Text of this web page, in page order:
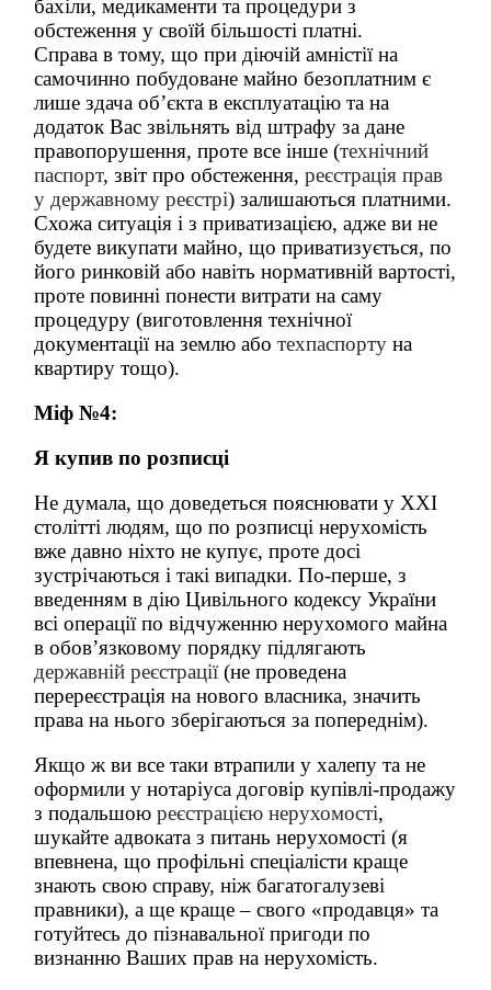
бахіли, медикаменти та процедури з
обстеження у своїй більшості платні.
Справа в тому, що при діючій амністії на
самочинно побудоване майно безоплатним є
лише здача об’єкта в експлуатацію та на
додаток Вас звільнять від штрафу за дане
правопорушення, проте все інше (технічний
паспорт, звіт про обстеження,реєстрація прав
у державному реєстрі) залишаються платними.
Схожа ситуація і з приватизацією, адже ви не
будете викупати майно, що приватизується, по
його ринковій або навіть нормативній вартості,
проте повинні понести витрати на саму
процедуру (виготовлення технічної
документації на землю аботехпаспорту на
квартиру тощо).
Міф №4:
Я купив по розписці
Не думала, що доведеться пояснювати у ХХІ
столітті людям, що по розписці нерухомість
вже давно ніхто не купує, проте досі
зустрічаються і такі випадки. По-перше, з
введенням в дію Цивільного кодексу України
всі операції по відчуженню нерухомого майна
в обов’язковому порядку підлягають
державній реєстрації (не проведена
перереєстрація на нового власника, значить
права на нього зберігаються за попереднім).
Якщо ж ви все таки втрапили у халепу та не
оформили у нотаріуса договір купівлі-продажу
з подальшоюреєстрацією нерухомості,
шукайте адвоката з питань нерухомості (я
впевнена, що профільні спеціалісти краще
знають свою справу, ніж багатогалузеві
правники), а ще краще – свого «продавця» та
готуйтесь до пізнавальної пригоди по
визнанню Ваших прав на нерухомість.